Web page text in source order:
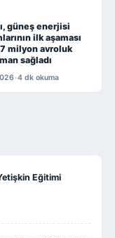
güneş enerjisi
ilk aşaması
milyon avroluk
sağladı
•4 dk okuma
Eğitimi